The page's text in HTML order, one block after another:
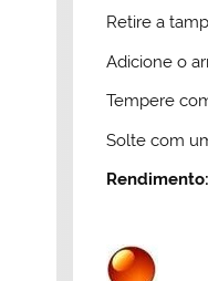
Retire a
Adicione o
Tempere
Solte com